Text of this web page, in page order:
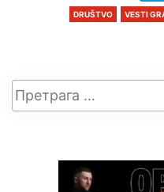
DRUŠTVO VESTI